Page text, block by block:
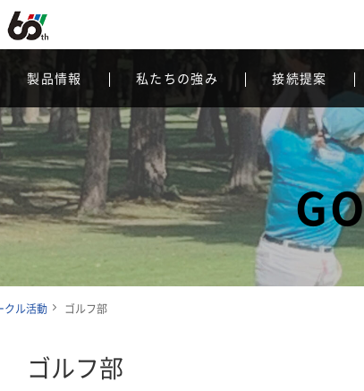
製品情報 私たちの強み 接続提案
クル活動 ゴルフ部
ゴルフ部